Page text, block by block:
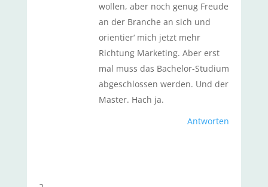
wollen, aber noch genug Freude
an der Branche an sich und
orientier‘ mich jetzt mehr
Richtung Marketing. Aber erst
mal muss das Bachelor-Studium
abgeschlossen werden. Und der
Master. Hach ja.
Antworten